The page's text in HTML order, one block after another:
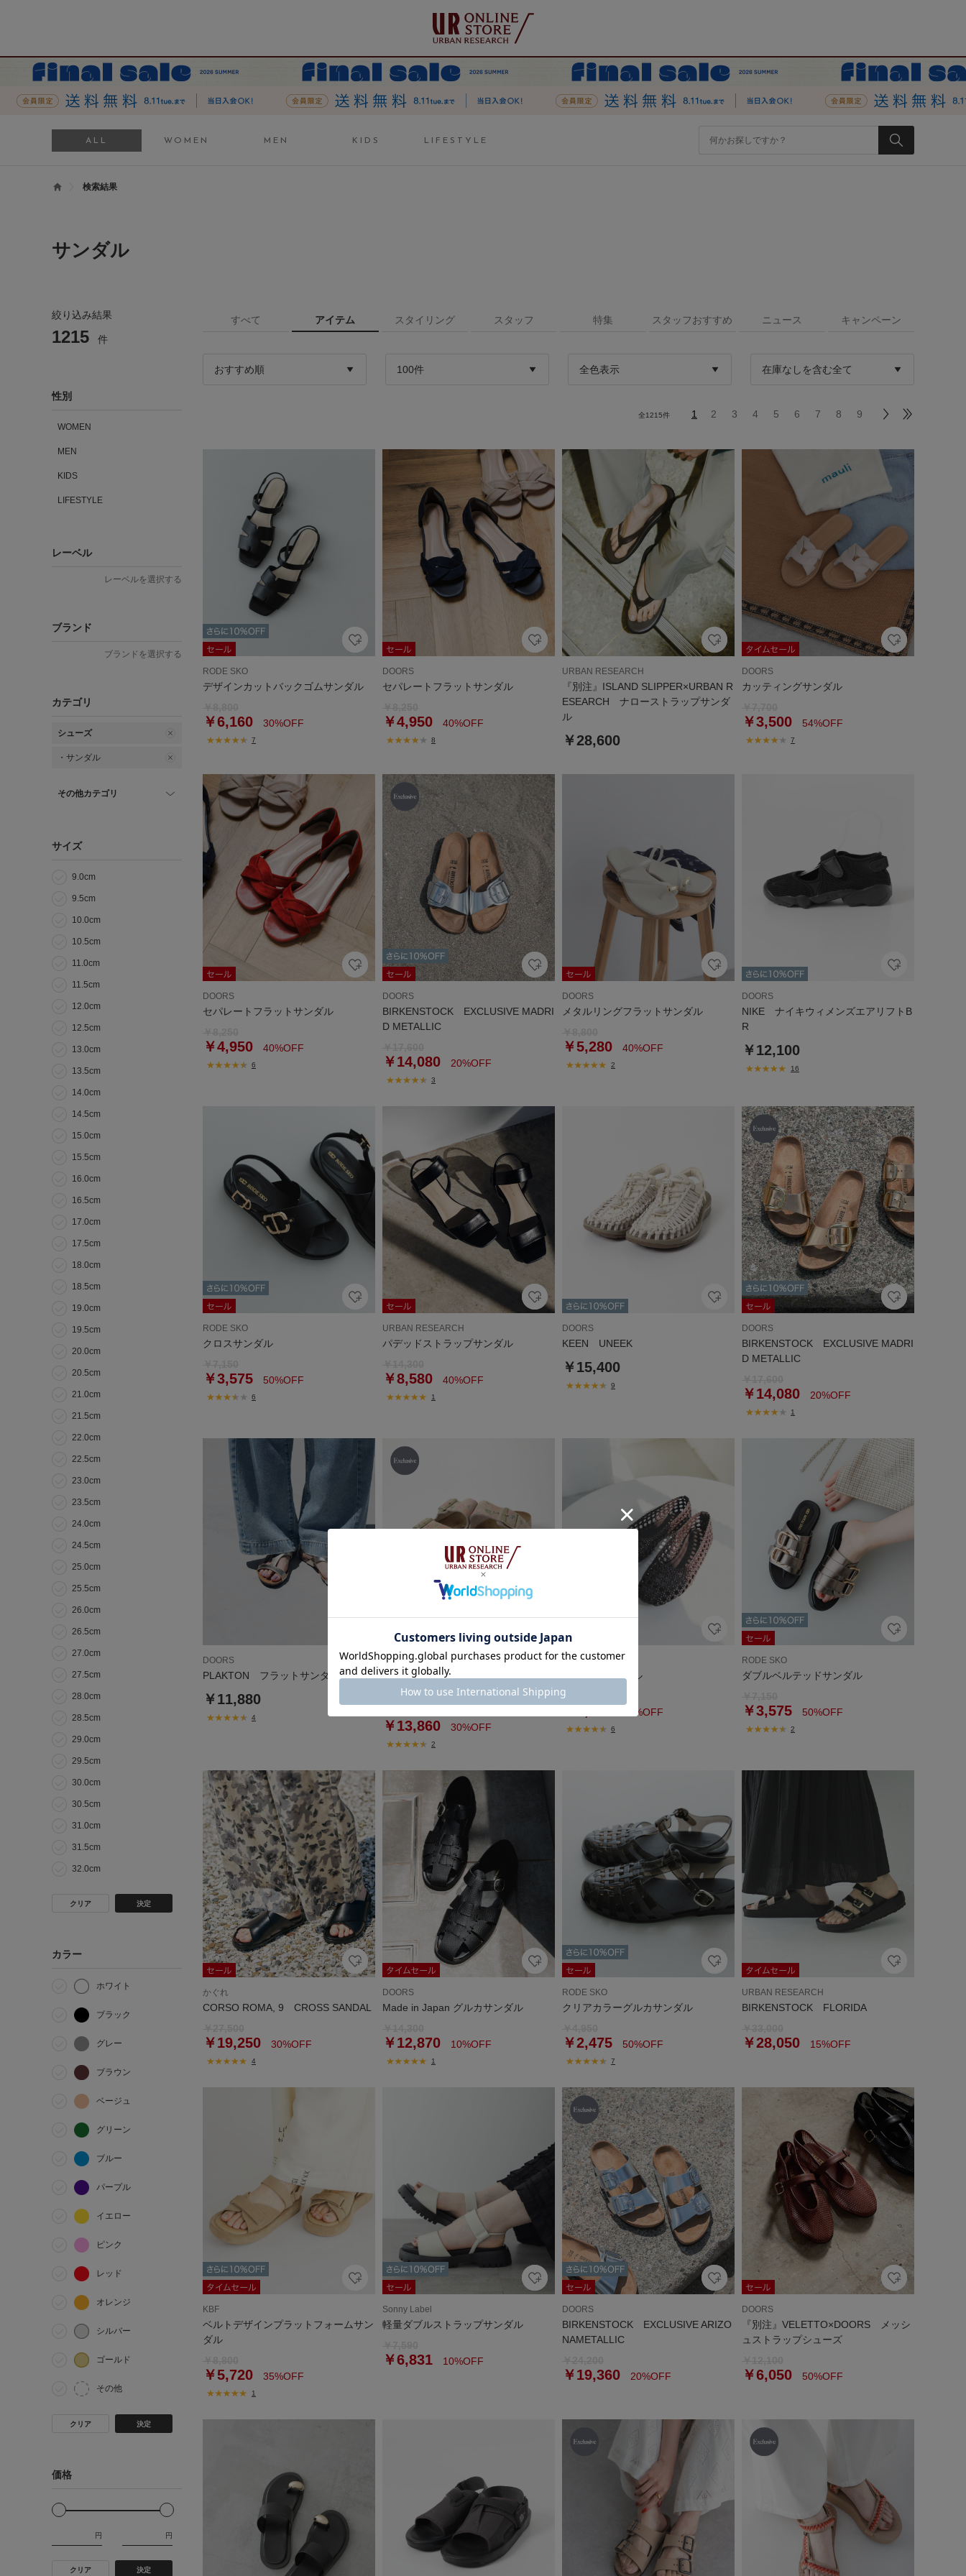
ALL WOMEN MEN KIDS LIFESTYLE
検索結果
サンダル
絞り込み結果
1215 件
性別
WOMEN
MEN
KIDS
LIFESTYLE
レーベル
レーベルを選択する
ブランド
ブランドを選択する
カテゴリ
シューズ
・サンダル
その他カテゴリ
サイズ
9.0cm
9.5cm
10.0cm
10.5cm
11.0cm
11.5cm
12.0cm
12.5cm
13.0cm
13.5cm
14.0cm
14.5cm
15.0cm
15.5cm
16.0cm
16.5cm
17.0cm
17.5cm
18.0cm
18.5cm
19.0cm
19.5cm
20.0cm
20.5cm
21.0cm
21.5cm
22.0cm
22.5cm
23.0cm
23.5cm
24.0cm
24.5cm
25.0cm
25.5cm
26.0cm
26.5cm
27.0cm
27.5cm
28.0cm
28.5cm
29.0cm
29.5cm
30.0cm
30.5cm
31.0cm
31.5cm
32.0cm
クリア 決定
カラー
ホワイト
ブラック
グレー
ブラウン
ベージュ
グリーン
ブルー
パープル
イエロー
ピンク
レッド
オレンジ
シルバー
ゴールド
その他
クリア 決定
価格
円 円
クリア 決定
すべて アイテム スタイリング スタッフ 特集 スタッフおすすめ ニュース キャンペーン
全1215件 1 2 3 4 5 6 7 8 9
RODE SKO
デザインカットバックゴムサンダル
￥6,160 30%OFF
7
DOORS
セパレートフラットサンダル
￥4,950 40%OFF
8
URBAN RESEARCH
『別注』ISLAND SLIPPER×URBAN R
ESEARCH ナローストラップサンダ
ル
￥28,600
DOORS
カッティングサンダル
￥3,500 54%OFF
7
DOORS
セパレートフラットサンダル
￥4,950 40%OFF
6
DOORS
BIRKENSTOCK EXCLUSIVE MADRI
D METALLIC
￥14,080 20%OFF
3
DOORS
メタルリングフラットサンダル
￥5,280 40%OFF
2
DOORS
NIKE ナイキウィメンズエアリフトB
R
￥12,100
16
RODE SKO
クロスサンダル
￥3,575 50%OFF
6
URBAN RESEARCH
パデッドストラップサンダル
￥8,580 40%OFF
1
DOORS
KEEN UNEEK
￥15,400
9
DOORS
BIRKENSTOCK EXCLUSIVE MADRI
D METALLIC
￥14,080 20%OFF
1
DOORS
PLAKTON フラットサンダル
￥11,880
4
DOORS
BIRKENSTOCK EXCLUSIVE ARIZO
NAFLOWER
￥13,860 30%OFF
2
DOORS
メッシュサンダル
￥9,900
30%OFF
6
RODE SKO
ダブルベルテッドサンダル
￥3,575 50%OFF
2
かぐれ
CORSO ROMA, 9 CROSS SANDAL
￥19,250 30%OFF
4
DOORS
Made in Japan グルカサンダル
￥12,870 10%OFF
1
RODE SKO
クリアカラーグルカサンダル
￥2,475 50%OFF
7
URBAN RESEARCH
BIRKENSTOCK FLORIDA
￥28,050 15%OFF
KBF
ベルトデザインプラットフォームサン
ダル
￥5,720 35%OFF
1
Sonny Label
軽量ダブルストラップサンダル
￥6,831 10%OFF
DOORS
BIRKENSTOCK EXCLUSIVE ARIZO
NAMETALLIC
￥19,360 20%OFF
DOORS
『別注』VELETTO×DOORS メッシ
ュストラップシューズ
￥6,050 50%OFF